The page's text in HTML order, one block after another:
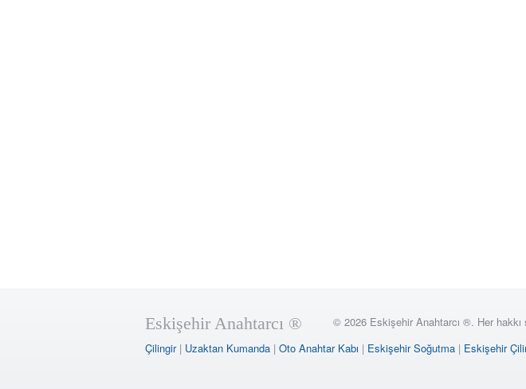
Eskişehir Anahtarcı ® © 2026 Eskişehir Anahtarcı ®. Her hakkı
Çilingir| Uzaktan Kumanda | Oto Anahtar Kabı | Eskişehir Soğutma | Eskişehir